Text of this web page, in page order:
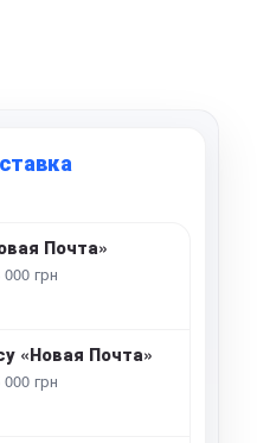
Почта»
грн
«Новая Почта»
грн